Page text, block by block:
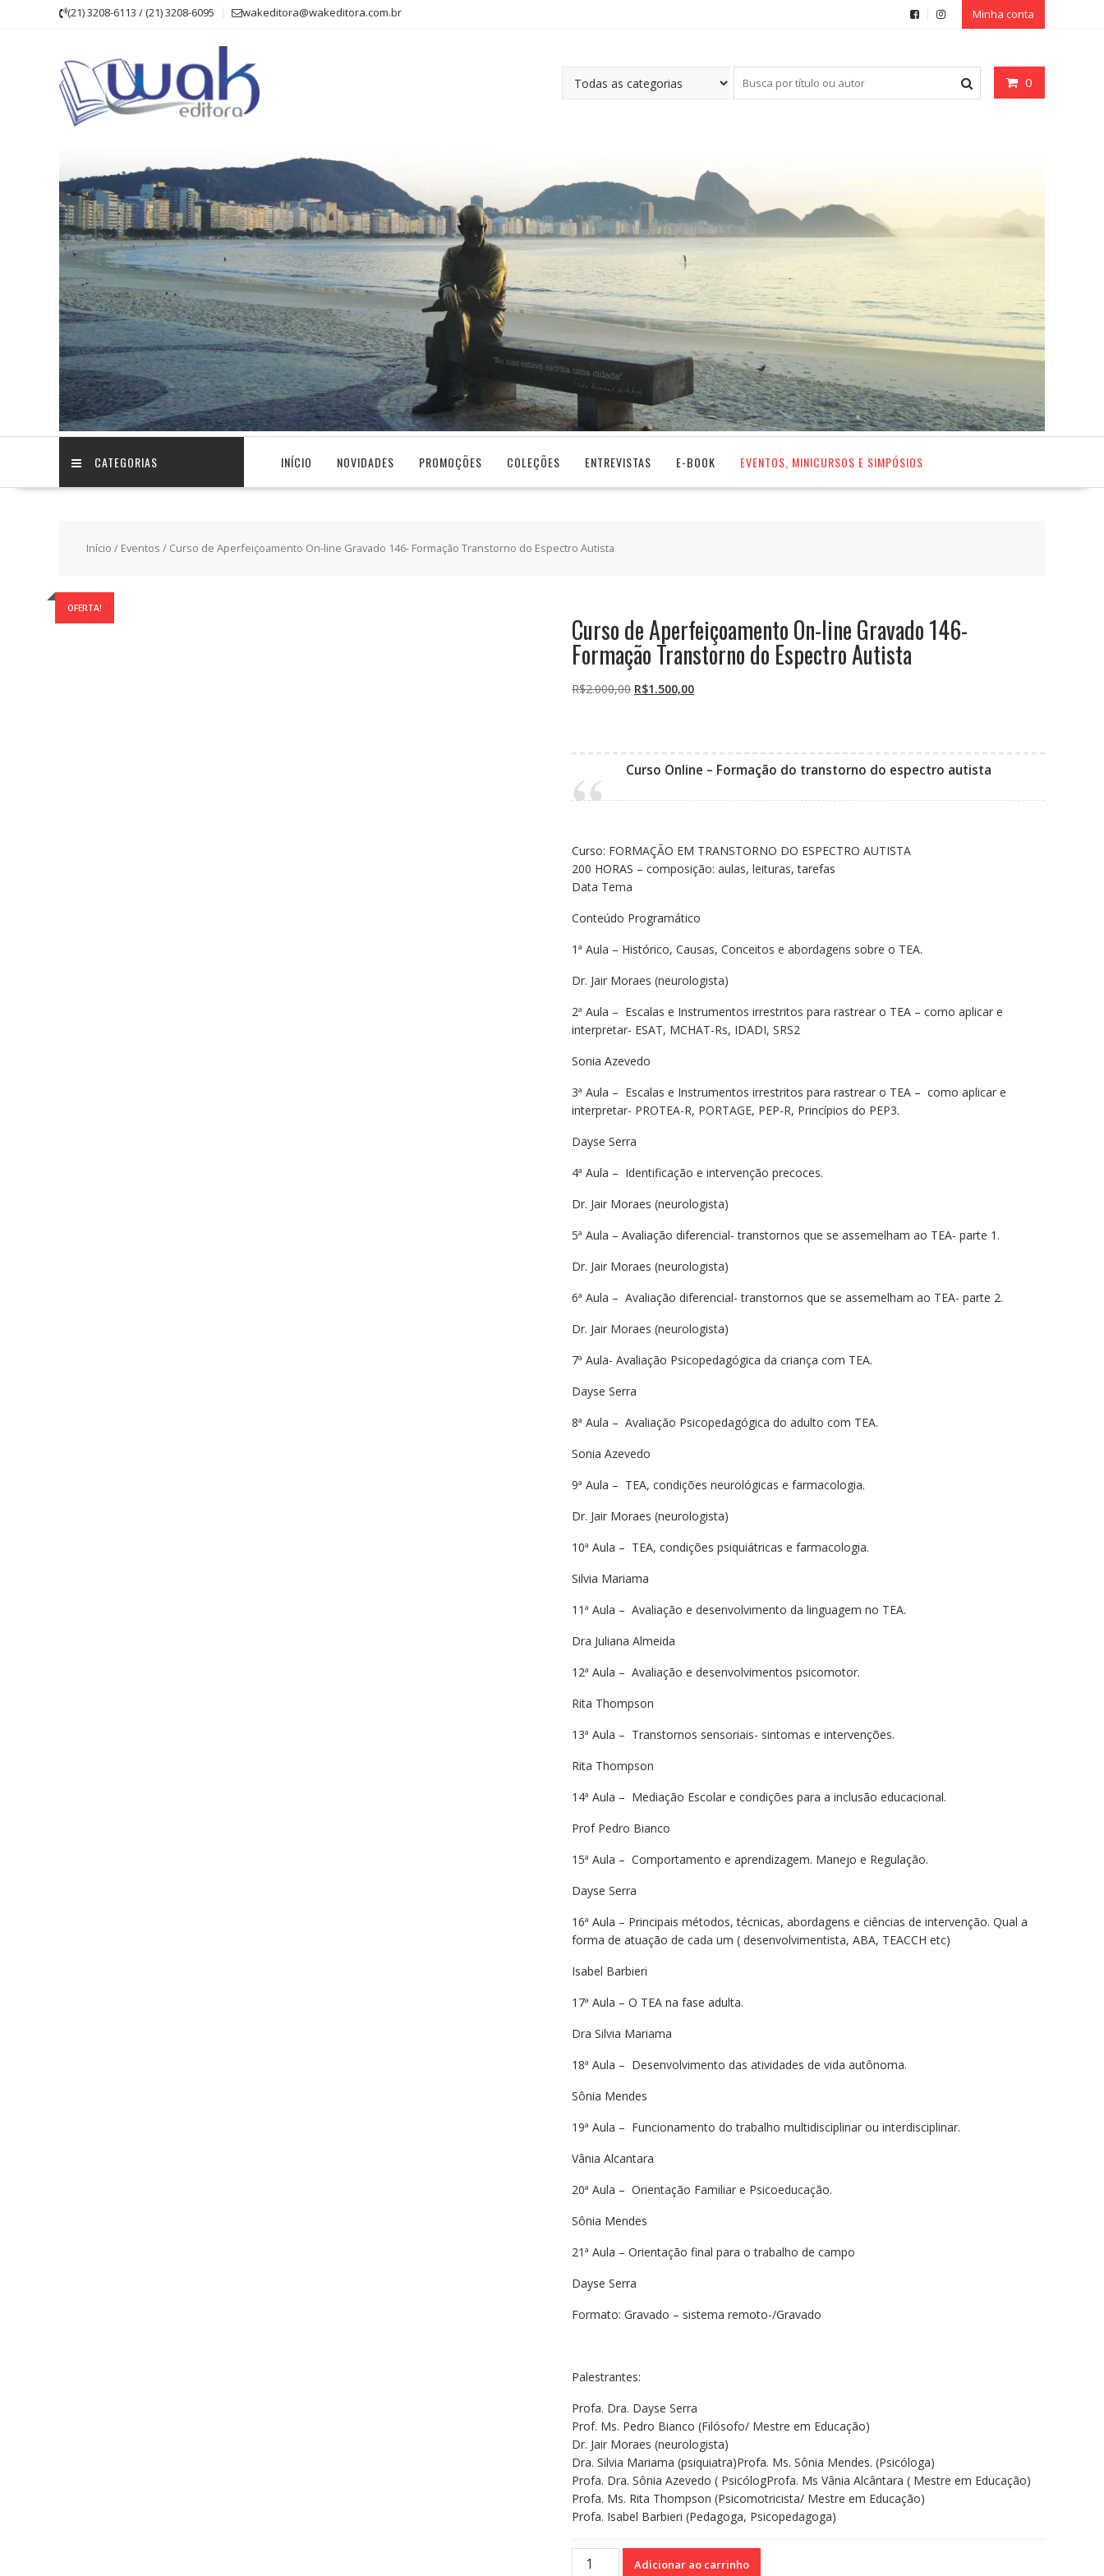
(21) 3208-6113 / (21) 3208-6095 wakeditora@wakeditora.com.br Minha conta
0
CATEGORIAS INÍCIO NOVIDADES PROMOÇÕES COLEÇÕES ENTREVISTAS E-BOOK EVENTOS, MINICURSOS E SIMPÓSIOS
Início / Eventos / Curso de Aperfeiçoamento On-line Gravado 146- Formação Transtorno do Espectro Autista
OFERTA!
Curso de Aperfeiçoamento On-line Gravado 146-
Formação Transtorno do Espectro Autista
R$2.000,00 O
R$1.500,00O
Curso Online – Formação do transtorno do espectro autista
Curso: FORMAÇÃO EM TRANSTORNO DO ESPECTRO AUTISTA
200 HORAS – composição: aulas, leituras, tarefas
Data Tema
Conteúdo Programático
1ª Aula – Histórico, Causas, Conceitos e abordagens sobre o TEA.
Dr. Jair Moraes (neurologista)
2ª Aula – Escalas e Instrumentos irrestritos para rastrear o TEA – como aplicar e
interpretar- ESAT, MCHAT-Rs, IDADI, SRS2
Sonia Azevedo
3ª Aula – Escalas e Instrumentos irrestritos para rastrear o TEA – como aplicar e
interpretar- PROTEA-R, PORTAGE, PEP-R, Princípios do PEP3.
Dayse Serra
4ª Aula – Identificação e intervenção precoces.
Dr. Jair Moraes (neurologista)
5ª Aula – Avaliação diferencial- transtornos que se assemelham ao TEA- parte 1.
Dr. Jair Moraes (neurologista)
6ª Aula – Avaliação diferencial- transtornos que se assemelham ao TEA- parte 2.
Dr. Jair Moraes (neurologista)
7ª Aula- Avaliação Psicopedagógica da criança com TEA.
Dayse Serra
8ª Aula – Avaliação Psicopedagógica do adulto com TEA.
Sonia Azevedo
9ª Aula – TEA, condições neurológicas e farmacologia.
Dr. Jair Moraes (neurologista)
10ª Aula – TEA, condições psiquiátricas e farmacologia.
Silvia Mariama
11ª Aula – Avaliação e desenvolvimento da linguagem no TEA.
Dra Juliana Almeida
12ª Aula – Avaliação e desenvolvimentos psicomotor.
Rita Thompson
13ª Aula – Transtornos sensoriais- sintomas e intervenções.
Rita Thompson
14ª Aula – Mediação Escolar e condições para a inclusão educacional.
Prof Pedro Bianco
15ª Aula – Comportamento e aprendizagem. Manejo e Regulação.
Dayse Serra
16ª Aula – Principais métodos, técnicas, abordagens e ciências de intervenção. Qual a
forma de atuação de cada um ( desenvolvimentista, ABA, TEACCH etc)
Isabel Barbieri
17ª Aula – O TEA na fase adulta.
Dra Silvia Mariama
18ª Aula – Desenvolvimento das atividades de vida autônoma.
Sônia Mendes
19ª Aula – Funcionamento do trabalho multidisciplinar ou interdisciplinar.
Vânia Alcantara
20ª Aula – Orientação Familiar e Psicoeducação.
Sônia Mendes
21ª Aula – Orientação final para o trabalho de campo
Dayse Serra
Formato: Gravado – sistema remoto-/Gravado
Palestrantes:
Profa. Dra. Dayse Serra
Prof. Ms. Pedro Bianco (Filósofo/ Mestre em Educação)
Dr. Jair Moraes (neurologista)
Dra. Silvia Mariama (psiquiatra)Profa. Ms. Sônia Mendes. (Psicóloga)
Profa. Dra. Sônia Azevedo ( PsicólogProfa. Ms Vânia Alcântara ( Mestre em Educação)
Profa. Ms. Rita Thompson (Psicomotricista/ Mestre em Educação)
Profa. Isabel Barbieri (Pedagoga, Psicopedagoga)
Curso
Adicionar ao carrinho